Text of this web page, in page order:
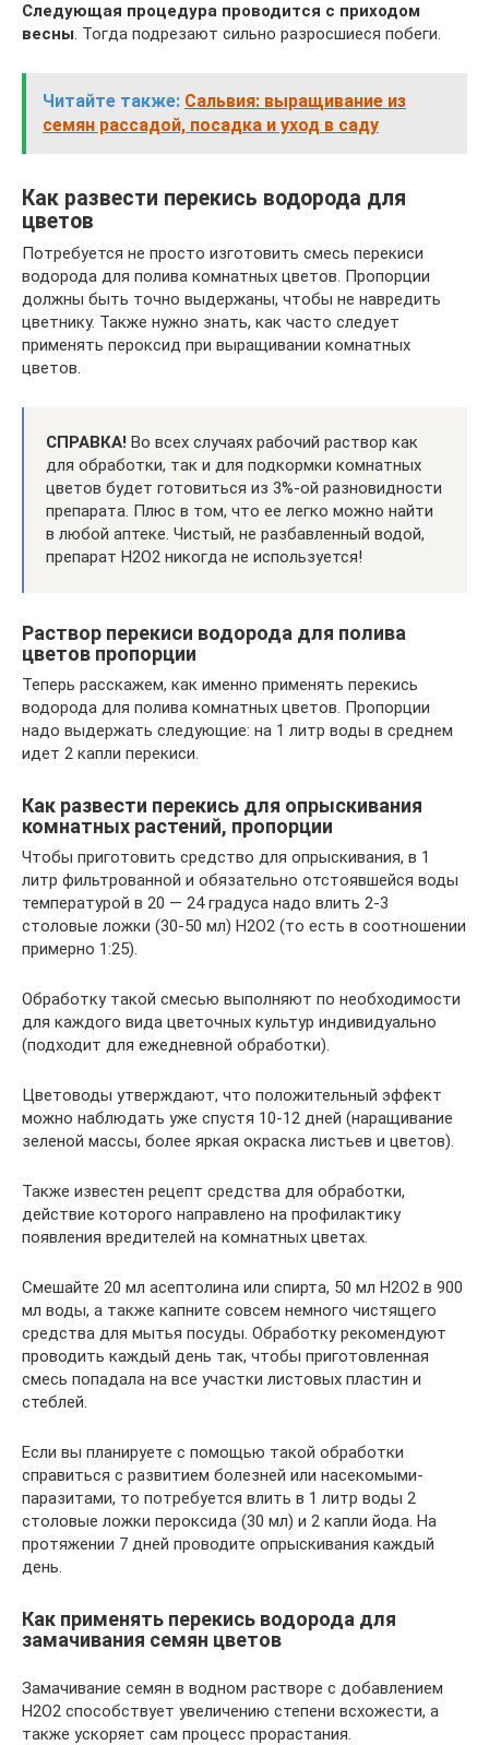
Следующая процедура проводится с приходом
весны. Тогда подрезают сильно разросшиеся побеги.
Читайте также: Сальвия: выращивание из
семян рассадой, посадка и уход в саду
Как развести перекись водорода для
цветов
Потребуется не просто изготовить смесь перекиси
водорода для полива комнатных цветов. Пропорции
должны быть точно выдержаны, чтобы не навредить
цветнику. Также нужно знать, как часто следует
применять пероксид при выращивании комнатных
цветов.
СПРАВКА! Во всех случаях рабочий раствор как
для обработки, так и для подкормки комнатных
цветов будет готовиться из 3%-ой разновидности
препарата. Плюс в том, что ее легко можно найти
в любой аптеке. Чистый, не разбавленный водой,
препарат H2O2 никогда не используется!
Раствор перекиси водорода для полива
цветов пропорции
Теперь расскажем, как именно применять перекись
водорода для полива комнатных цветов. Пропорции
надо выдержать следующие: на 1 литр воды в среднем
идет 2 капли перекиси.
Как развести перекись для опрыскивания
комнатных растений, пропорции
Чтобы приготовить средство для опрыскивания, в 1
литр фильтрованной и обязательно отстоявшейся воды
температурой в 20 — 24 градуса надо влить 2-3
столовые ложки (30-50 мл) H2O2 (то есть в соотношении
примерно 1:25).
Обработку такой смесью выполняют по необходимости
для каждого вида цветочных культур индивидуально
(подходит для ежедневной обработки).
Цветоводы утверждают, что положительный эффект
можно наблюдать уже спустя 10-12 дней (наращивание
зеленой массы, более яркая окраска листьев и цветов).
Также известен рецепт средства для обработки,
действие которого направлено на профилактику
появления вредителей на комнатных цветах.
Смешайте 20 мл асептолина или спирта, 50 мл H2O2 в 900
мл воды, а также капните совсем немного чистящего
средства для мытья посуды. Обработку рекомендуют
проводить каждый день так, чтобы приготовленная
смесь попадала на все участки листовых пластин и
стеблей.
Если вы планируете с помощью такой обработки
справиться с развитием болезней или насекомыми-
паразитами, то потребуется влить в 1 литр воды 2
столовые ложки пероксида (30 мл) и 2 капли йода. На
протяжении 7 дней проводите опрыскивания каждый
день.
Как применять перекись водорода для
замачивания семян цветов
Замачивание семян в водном растворе с добавлением
H2O2 способствует увеличению степени всхожести, а
также ускоряет сам процесс прорастания.